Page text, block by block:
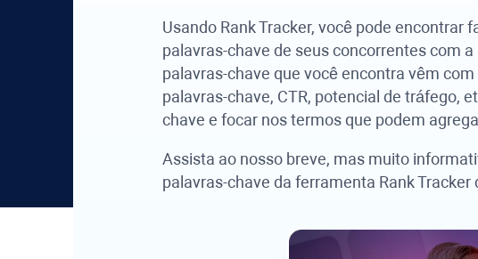
Usando Rank Tracker, você pode encontrar
palavras-chave de seus concorrentes com
palavras-chave que você encontra vêm
palavras-chave, CTR, potencial de tráfego,
chave e focar nos termos que podem
Assista ao nosso breve, mas muito
palavras-chave da ferramenta Rank Tracker